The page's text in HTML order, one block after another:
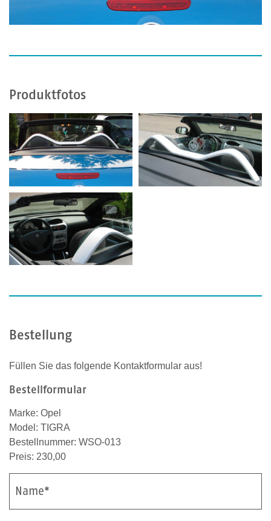
Produktfotos
Bestellung
Füllen Sie das folgende Kontaktformular aus!
Bestellformular
Marke: Opel
Model: TIGRA
Bestellnummer: WSO-013
Preis: 230,00
Name*